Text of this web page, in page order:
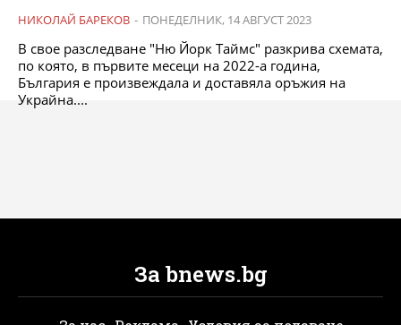
НИКОЛАЙ БАРЕКОВ - ПОНЕДЕЛНИК, 14 АВГУСТ 2023
В свое разследване "Ню Йорк Таймс" разкрива схемата,
по която, в първите месеци на 2022-а година,
България е произвеждала и доставяла оръжия на
Украйна....
За bnews.bg